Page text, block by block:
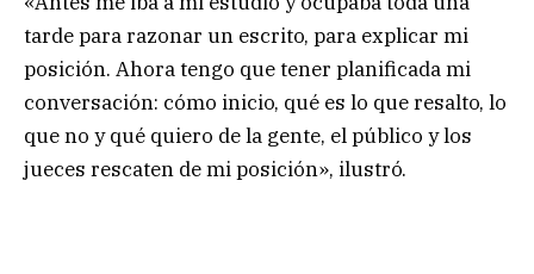
tarde para razonar un escrito, para explicar mi
posición. Ahora tengo que tener planificada mi
conversación: cómo inicio, qué es lo que resalto, lo
que no y qué quiero de la gente, el público y los
jueces rescaten de mi posición», ilustró.